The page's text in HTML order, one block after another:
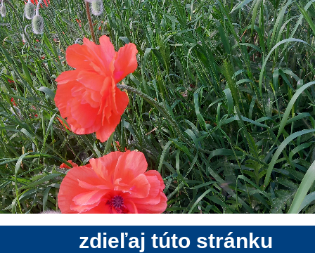
zdieľaj túto stránku